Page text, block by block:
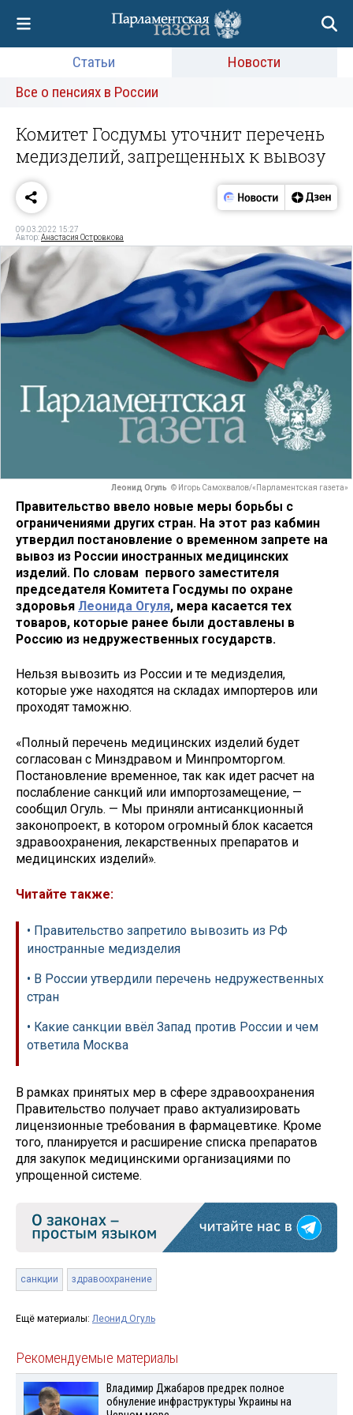
Статьи
Новости
Все о пенсиях в России
Комитет Госдумы уточнит перечень
медизделий, запрещенных к вывозу
09.03.2022 15:27
Автор:Анастасия Островкова
Леонид Огуль © Игорь Самохвалов/«Парламентская газета»
Правительство ввело новые меры борьбы с
ограничениями других стран. На этот раз кабмин
утвердил постановление о временном запрете на
вывоз из России иностранных медицинских
изделий. По словам первого заместителя
председателя Комитета Госдумы по охране
здоровья Леонида Огуля, мера касается тех
товаров, которые ранее были доставлены в
Россию из недружественных государств.
Нельзя вывозить из России и те медизделия,
которые уже находятся на складах импортеров или
проходят таможню.
«Полный перечень медицинских изделий будет
согласован с Минздравом и Минпромторгом.
Постановление временное, так как идет расчет на
послабление санкций или импортозамещение, —
сообщил Огуль. — Мы приняли антисанкционный
законопроект, в котором огромный блок касается
здравоохранения, лекарственных препаратов и
медицинских изделий».
Читайте также:
• Правительство запретило вывозить из РФ
иностранные медизделия
• В России утвердили перечень недружественных
стран
• Какие санкции ввёл Запад против России и чем
ответила Москва
В рамках принятых мер в сфере здравоохранения
Правительство получает право актуализировать
лицензионные требования в фармацевтике. Кроме
того, планируется и расширение списка препаратов
для закупок медицинскими организациями по
упрощенной системе.
санкции здравоохранение
Ещё материалы: Леонид Огуль
Рекомендуемые материалы
Владимир Джабаров предрек полное
обнуление инфраструктуры Украины на